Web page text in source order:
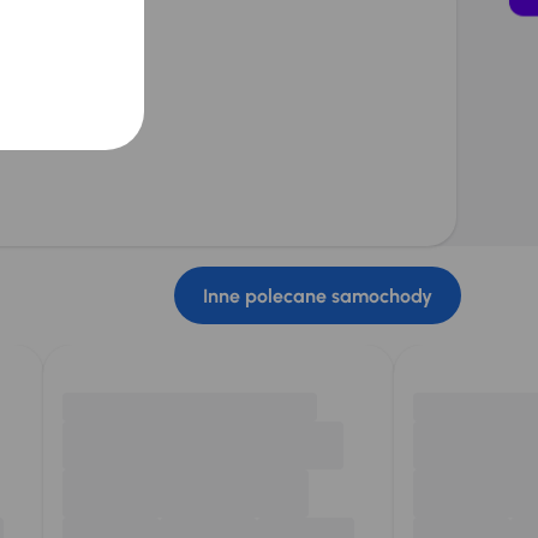
Inne polecane samochody